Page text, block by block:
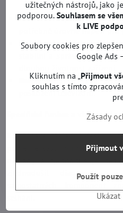
Konverzi napětí:Převádí
potřebné úrovně napětí
Stabilizaci napětí:Zajišťuje,
stabilní a správné napětí,
Bezpečnost:Ochrana před
poškození televizoru.
Specifické funkce a vlastnosti
Kombinace základní desky a
poměrně častá v moderní
náklady a zjednodušuje
zjednodušit diagnostiku
užitečných nástrojů, jako
podporou.Souhlasem se
k LIVE
Soubory cookies pro
Google Ads
Kliknutím na „Přijmout
souhlas s tímto
Zásady
Přijmout
Použít